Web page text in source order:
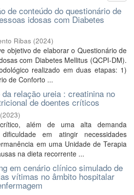
de conteúdo do questionário de
idosas com Diabetes
Ribas (2024)
objetivo de elaborar o Questionário de
com Diabetes Mellitus (QCPI-DM).
realizado em duas etapas: 1)
de Conforto ...
relação ureia : creatinina no
de doentes críticos
(2023)
além de uma alta demanda
em atingir necessidades
em uma Unidade de Terapia
na dieta recorrente ...
em cenário clínico simulado de
vítimas no âmbito hospitalar